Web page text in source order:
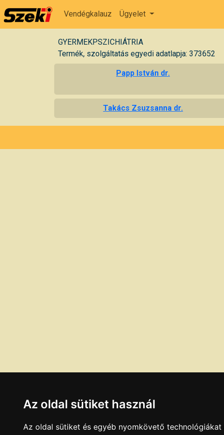
Vendégkalauz Ügyelet
GYERMEKPSZICHIÁTRIA
Termék, szolgáltatás egyedi adatlapja: 373652
Papp István dr.
Takács Zsuzsanna dr.
Az oldal sütiket használ
Az oldal sütiket és egyéb nyomkövető